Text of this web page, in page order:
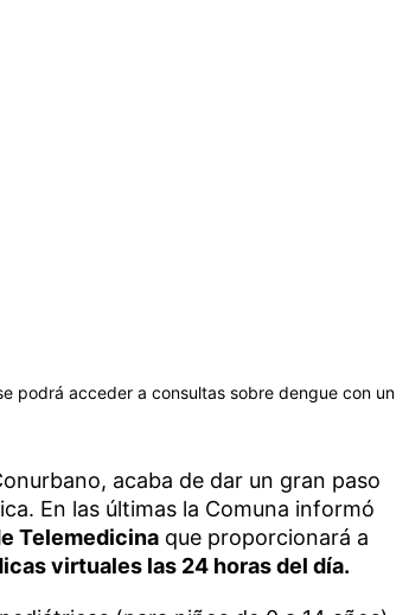
podrá acceder a consultas sobre dengue con un
acaba de dar un gran paso
En las últimas la Comuna informó
Telemedicinaque proporcionará a
virtuales las 24 horas del día.